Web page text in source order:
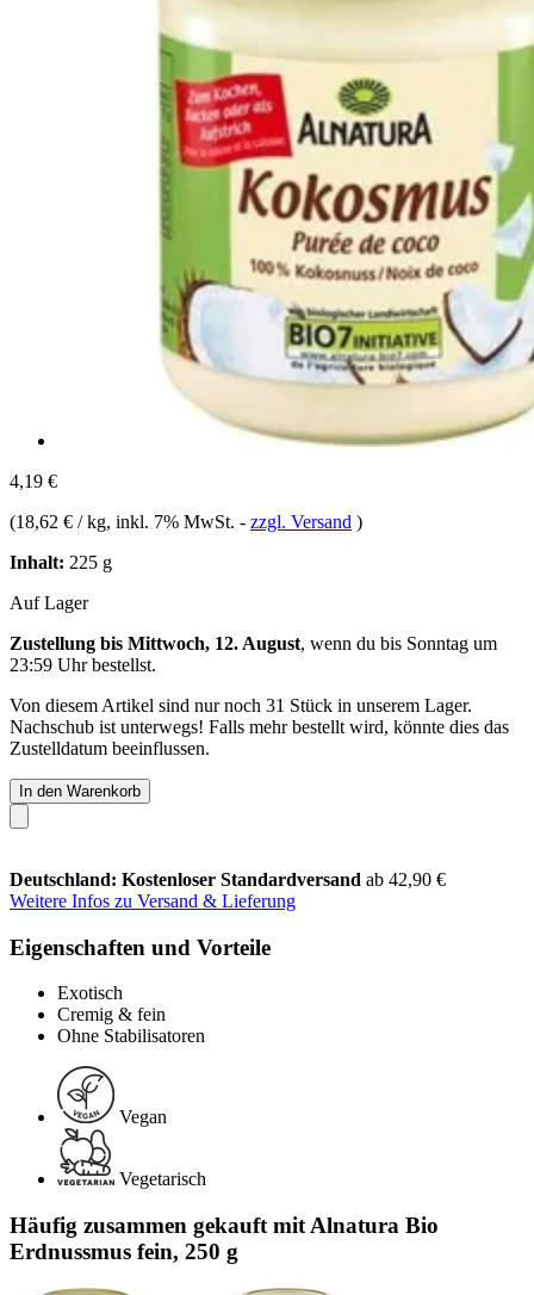
4,19 €
(18,62 € / kg, inkl. 7% MwSt. - zzgl. Versand )
Inhalt: 225 g
Auf Lager
Zustellung bis Mittwoch, 12. August, wenn du bis Sonntag um
23:59 Uhrbestellst.
Von diesem Artikel sind nur noch 31 Stück in unserem Lager.
Nachschub ist unterwegs! Falls mehr bestellt wird, könnte dies das
Zustelldatum beeinflussen.
In den Warenkorb
Deutschland: Kostenloser Standardversand ab 42,90 €
Weitere Infos zu Versand & Lieferung
Eigenschaften und Vorteile
Exotisch
Cremig & fein
Ohne Stabilisatoren
Vegan
Vegetarisch
Häufig zusammen gekauft mit Alnatura Bio
Erdnussmus fein, 250 g